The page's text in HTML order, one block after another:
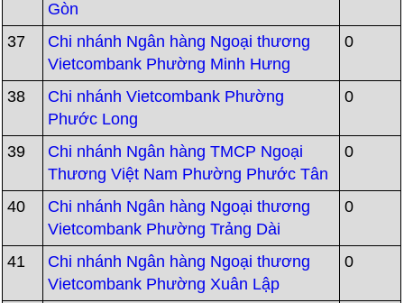
Gòn
37
Chi nhánh Ngân hàng Ngoại thương
Vietcombank Phường Minh Hưng
0
38
Chi nhánh Vietcombank Phường
Phước Long
0
39
Chi nhánh Ngân hàng TMCP Ngoại
Thương Việt Nam Phường Phước Tân
0
40
Chi nhánh Ngân hàng Ngoại thương
Vietcombank Phường Trảng Dài
0
41
Chi nhánh Ngân hàng Ngoại thương
Vietcombank Phường Xuân Lập
0